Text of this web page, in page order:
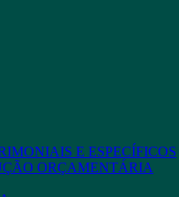
E ESPECÍFICOS
ORÇAMENTÁRIA